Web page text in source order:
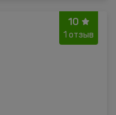
10
1 отзыв